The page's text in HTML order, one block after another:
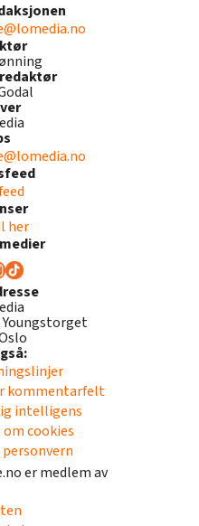
her
Youngstorget
kommentarfelt
intelligens
cookies
personvern
er medlem av